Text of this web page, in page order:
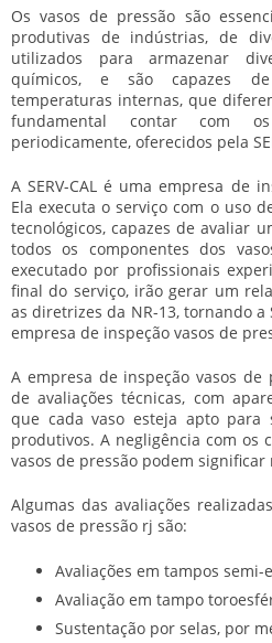
Os vasos de pressão são
produtivas de indústrias, de
utilizados para armazenar
químicos, e são capazes
temperaturas internas, que
fundamental contar com
periodicamente, oferecidos pela
A SERV-CAL é umaempresa de
Ela executa o serviço com o uso
tecnológicos, capazes de avaliar
todos os componentes dos
executado por profissionais
final do serviço, irão gerar um
as diretrizes da NR-13, tornando a
empresa de inspeção vasos de
A empresa de inspeção vasos de
de avaliações técnicas, com
que cada vaso esteja apto para
produtivos. A negligência com os
vasos de pressão podem significar
Algumas das avaliações
vasos de pressão rj são:
Avaliações em tampos
Avaliação em tampo
Sustentação por selas, por